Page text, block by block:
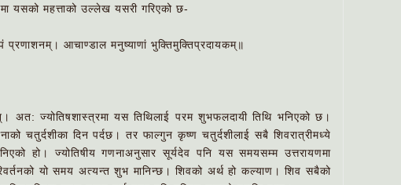
यसको महत्ताको उल्लेख यसरी गरिएको छ-
प्रणाशनम्। आचाण्डाल मनुष्याणां भुक्तिमुक्तिप्रदायकम्॥
अत: ज्योतिषशास्त्रमा यस तिथिलाई परम शुभफलदायी तिथि भनिएको छ।
चतुर्दशीका दिन पर्दछ। तर फाल्गुन कृष्ण चतुर्दशीलाई सबै शिवरात्रीमध्ये
हो। ज्योतिषीय गणनाअनुसार सूर्यदेव पनि यस समयसम्म उत्तरायणमा
यो समय अत्यन्त शुभ मानिन्छ। शिवको अर्थ हो कल्याण। शिव सबैको